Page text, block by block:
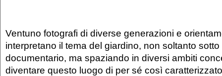
Ventuno fotografi di diverse generazioni e
interpretano il tema del giardino, non soltanto sotto
documentario, ma spaziando in diversi ambiti
diventare questo luogo di per sé così